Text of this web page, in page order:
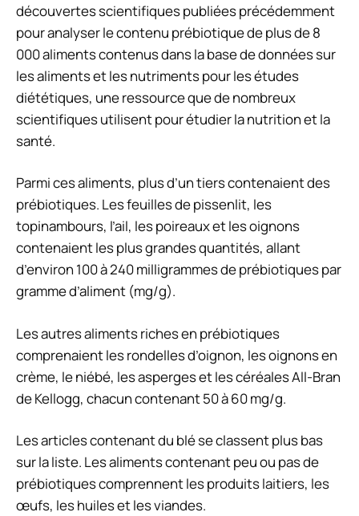
découvertes scientifiques publiées précédemment
pour analyser le contenu prébiotique de plus de 8
000 aliments contenus dans la base de données sur
les aliments et les nutriments pour les études
diététiques, une ressource que de nombreux
scientifiques utilisent pour étudier la nutrition et la
santé.
Parmi ces aliments, plus d’un tiers contenaient des
prébiotiques. Les feuilles de pissenlit, les
topinambours, l’ail, les poireaux et les oignons
contenaient les plus grandes quantités, allant
d’environ 100 à 240 milligrammes de prébiotiques par
gramme d’aliment (mg/g).
Les autres aliments riches en prébiotiques
comprenaient les rondelles d’oignon, les oignons en
crème, le niébé, les asperges et les céréales All-Bran
de Kellogg, chacun contenant 50 à 60 mg/g.
Les articles contenant du blé se classent plus bas
sur la liste. Les aliments contenant peu ou pas de
prébiotiques comprennent les produits laitiers, les
œufs, les huiles et les viandes.